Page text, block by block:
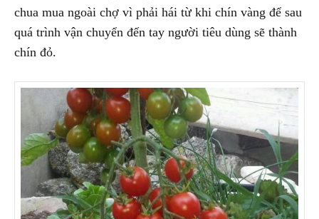
chua mua ngoài chợ vì phải hái từ khi chín vàng để sau
quá trình vận chuyển đến tay người tiêu dùng sẽ thành
chín đỏ.